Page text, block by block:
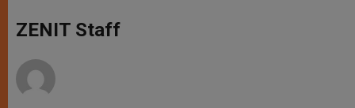
p
p
g
e
o
k
ZENIT Staff